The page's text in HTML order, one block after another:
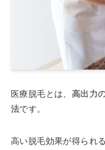
医療脱毛とは、 高出力
法です。
高い脱毛効果が得られ